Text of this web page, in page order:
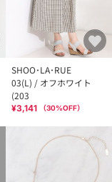
SHOO･LA･RUE
03(L) / オフホワイト
(203
¥3,141 （30%OFF）